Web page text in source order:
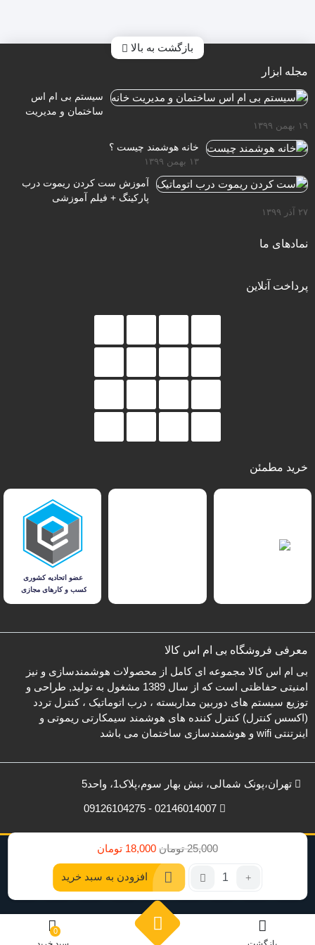
بازگشت به بالا
مجله ابزار
سیستم بی ام اس
ساختمان و مدیریت
۱۹ بهمن ۱۳۹۹
خانه هوشمند چیست ؟
۱۳ بهمن ۱۳۹۹
آموزش ست کردن ریموت درب
پارکینگ + فیلم آموزشی
۲۷ آذر ۱۳۹۹
نمادهای ما
پرداخت آنلاین
خرید مطمئن
معرفی فروشگاه بی ام اس کالا
بی ام اس کالا مجموعه ای کامل از محصولات هوشمندسازی و نیز
امنیتی حفاظتی است که از سال 1389 مشغول به تولید, طراحی و
توزیع سیستم های دوربین مداربسته ، درب اتوماتیک ، کنترل تردد
(اکسس کنترل) کنترل کننده های هوشمند سیمکارتی ریموتی و
اینرتنتی wifi و هوشمندسازی ساختمان می باشد
تهران،پونک شمالی، نبش بهار سوم،پلاک1، واحد5
02146014007 - 09126104275
تمامی حقوق برای بی ام اس کالا محفوظ است.
25,000 تومان
قیمت
25,000
18,000 تومان
قیمت
18,000
تعداد:
دو
زوج
افزودن به سبد خرید
0